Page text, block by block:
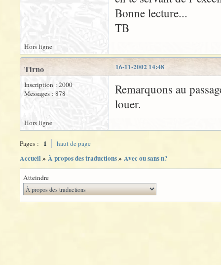
Bonne lecture...
TB
Hors ligne
16-11-2002 14:48
Tirno
Inscription : 2000
Messages : 878
Remarquons au
louer.
Hors ligne
Pages : 1 haut de page
Accueil» À propos des traductions» Avec ou sans n?
Atteindre